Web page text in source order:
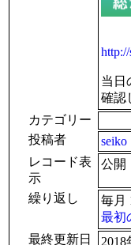
当日
確認
カテゴリー
投稿者
seiko
レコード表
示
公開
繰り返し
毎月
最初
最終更新日